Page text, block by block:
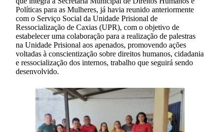
Políticas para as Mulheres, já havia reunido anteriormente
com o Serviço Social da Unidade Prisional de
Ressocialização de Caxias (UPR), com o objetivo de
estabelecer uma colaboração para a realização de palestras
na Unidade Prisional aos apenados, promovendo ações
voltadas à conscientização sobre direitos humanos, cidadania
e ressocialização dos internos, trabalho que seguirá sendo
desenvolvido.